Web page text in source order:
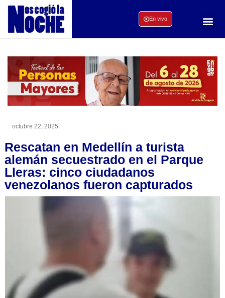
En vivo
octubre 22, 2025
Rescatan en Medellín a turista
alemán secuestrado en el Parque
Lleras: cinco ciudadanos
venezolanos fueron capturados